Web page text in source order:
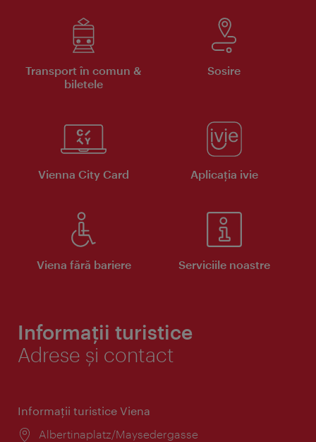
Transport în comun &
biletele
Sosire
Vienna City Card Aplicaţia ivie
Viena fără bariere Serviciile noastre
Informații turistice
Adrese și contact
Informaţii turistice Viena
Locul:
Albertinaplatz/Maysedergasse